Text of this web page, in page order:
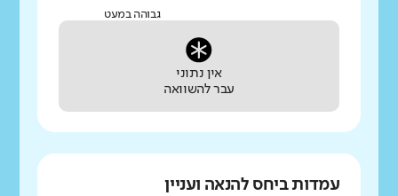
גבוהה במעט
אין נתוני
עבר להשוואה
עמדות ביחס להנאה ועניין